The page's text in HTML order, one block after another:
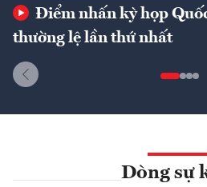
Điểm nhấn kỳ họp
thường lệ lần thứ nhất
Dòng sự